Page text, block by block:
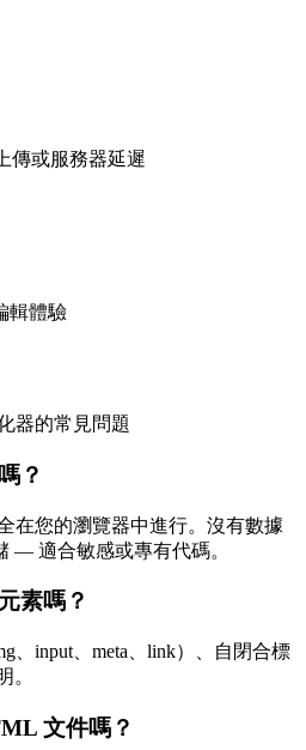
傳或服務器延遲
輯體驗
器的常見問題
？
在您的瀏覽器中進行。沒有數據
— 適合敏感或專有代碼。
素嗎？
、input、meta、link）、自閉合標
。
文件嗎？